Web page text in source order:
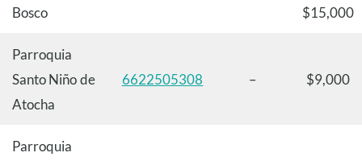
Bosco
$15,000
Parroquia
Santo Niño de
Atocha
6622505308 – $9,000
Parroquia